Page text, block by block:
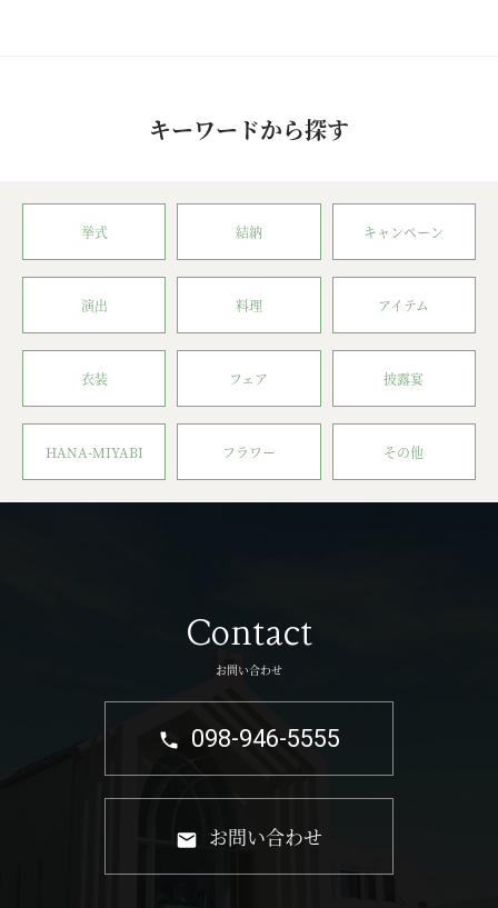
キーワードから探す
挙式 結納 キャンペーン
演出 料理 アイテム
衣装 フェア 披露宴
HANA-MIYABI フラワー その他
Contact
お問い合わせ
098-946-5555
お問い合わせ